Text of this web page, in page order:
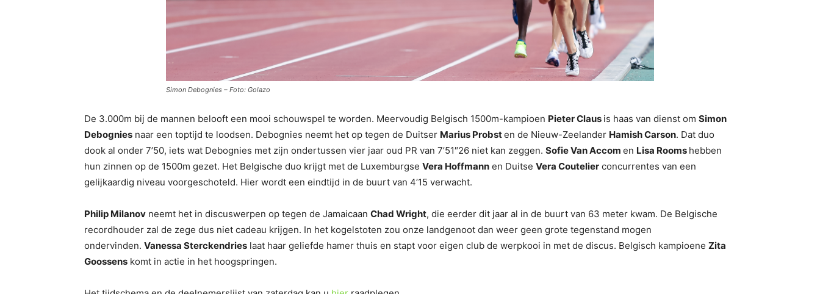
Simon Debognies – Foto: Golazo
De 3.000m bij de mannen belooft een mooi schouwspel te worden. Meervoudig Belgisch 1500m-kampioen PieterClaus is haas van dienst om Simon
Debognies naar een toptijd te loodsen. Debognies neemt het op tegen de Duitser Marius Probsten de Nieuw-Zeelander Hamish Carson. Dat duo
dook al onder 7’50, iets wat Debognies met zijn ondertussen vier jaar oud PR van 7’51″26 niet kan zeggen. Sofie Van Accom en Lisa Rooms hebben
hun zinnen op de 1500m gezet. Het Belgische duo krijgt met de Luxemburgse Vera Hoffmann en Duitse Vera Coutelier concurrentes van een
gelijkaardig niveau voorgeschoteld. Hier wordt een eindtijd in de buurt van 4’15 verwacht.
Philip Milanov neemt het in discuswerpen op tegen de Jamaicaan Chad Wright, die eerder dit jaar al in de buurt van 63 meter kwam. De Belgische
recordhouder zal de zege dus niet cadeau krijgen. In het kogelstoten zou onze landgenoot dan weer geen grote tegenstand mogen
ondervinden. Vanessa Sterckendries laat haar geliefde hamer thuis en stapt voor eigen club de werpkooi in met de discus. Belgisch kampioene Zita
Goossens komt in actie in het hoogspringen.